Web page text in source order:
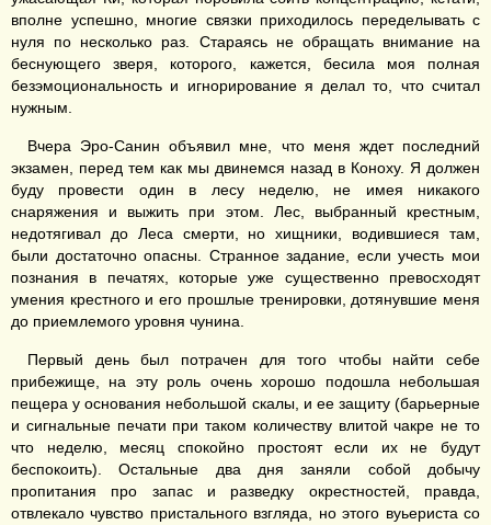
вполне успешно, многие связки приходилось переделывать с
нуля по несколько раз. Стараясь не обращать внимание на
беснующего зверя, которого, кажется, бесила моя полная
безэмоциональность и игнорирование я делал то, что считал
нужным.
Вчера Эро-Санин объявил мне, что меня ждет последний
экзамен, перед тем как мы двинемся назад в Коноху. Я должен
буду провести один в лесу неделю, не имея никакого
снаряжения и выжить при этом. Лес, выбранный крестным,
недотягивал до Леса смерти, но хищники, водившиеся там,
были достаточно опасны. Странное задание, если учесть мои
познания в печатях, которые уже существенно превосходят
умения крестного и его прошлые тренировки, дотянувшие меня
до приемлемого уровня чунина.
Первый день был потрачен для того чтобы найти себе
прибежище, на эту роль очень хорошо подошла небольшая
пещера у основания небольшой скалы, и ее защиту (барьерные
и сигнальные печати при таком количеству влитой чакре не то
что неделю, месяц спокойно простоят если их не будут
беспокоить). Остальные два дня заняли собой добычу
пропитания про запас и разведку окрестностей, правда,
отвлекало чувство пристального взгляда, но этого вуьериста со